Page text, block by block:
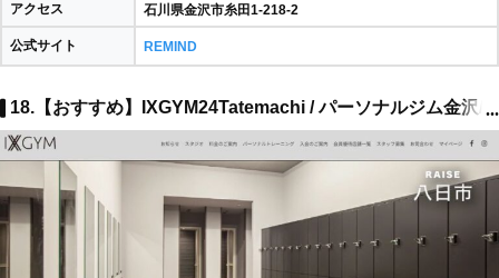
アクセス 石川県金沢市糸田1-218-2
公式サイト REMIND
18.【おすすめ】IXGYM24Tatemachi / パーソナルジム金沢/...